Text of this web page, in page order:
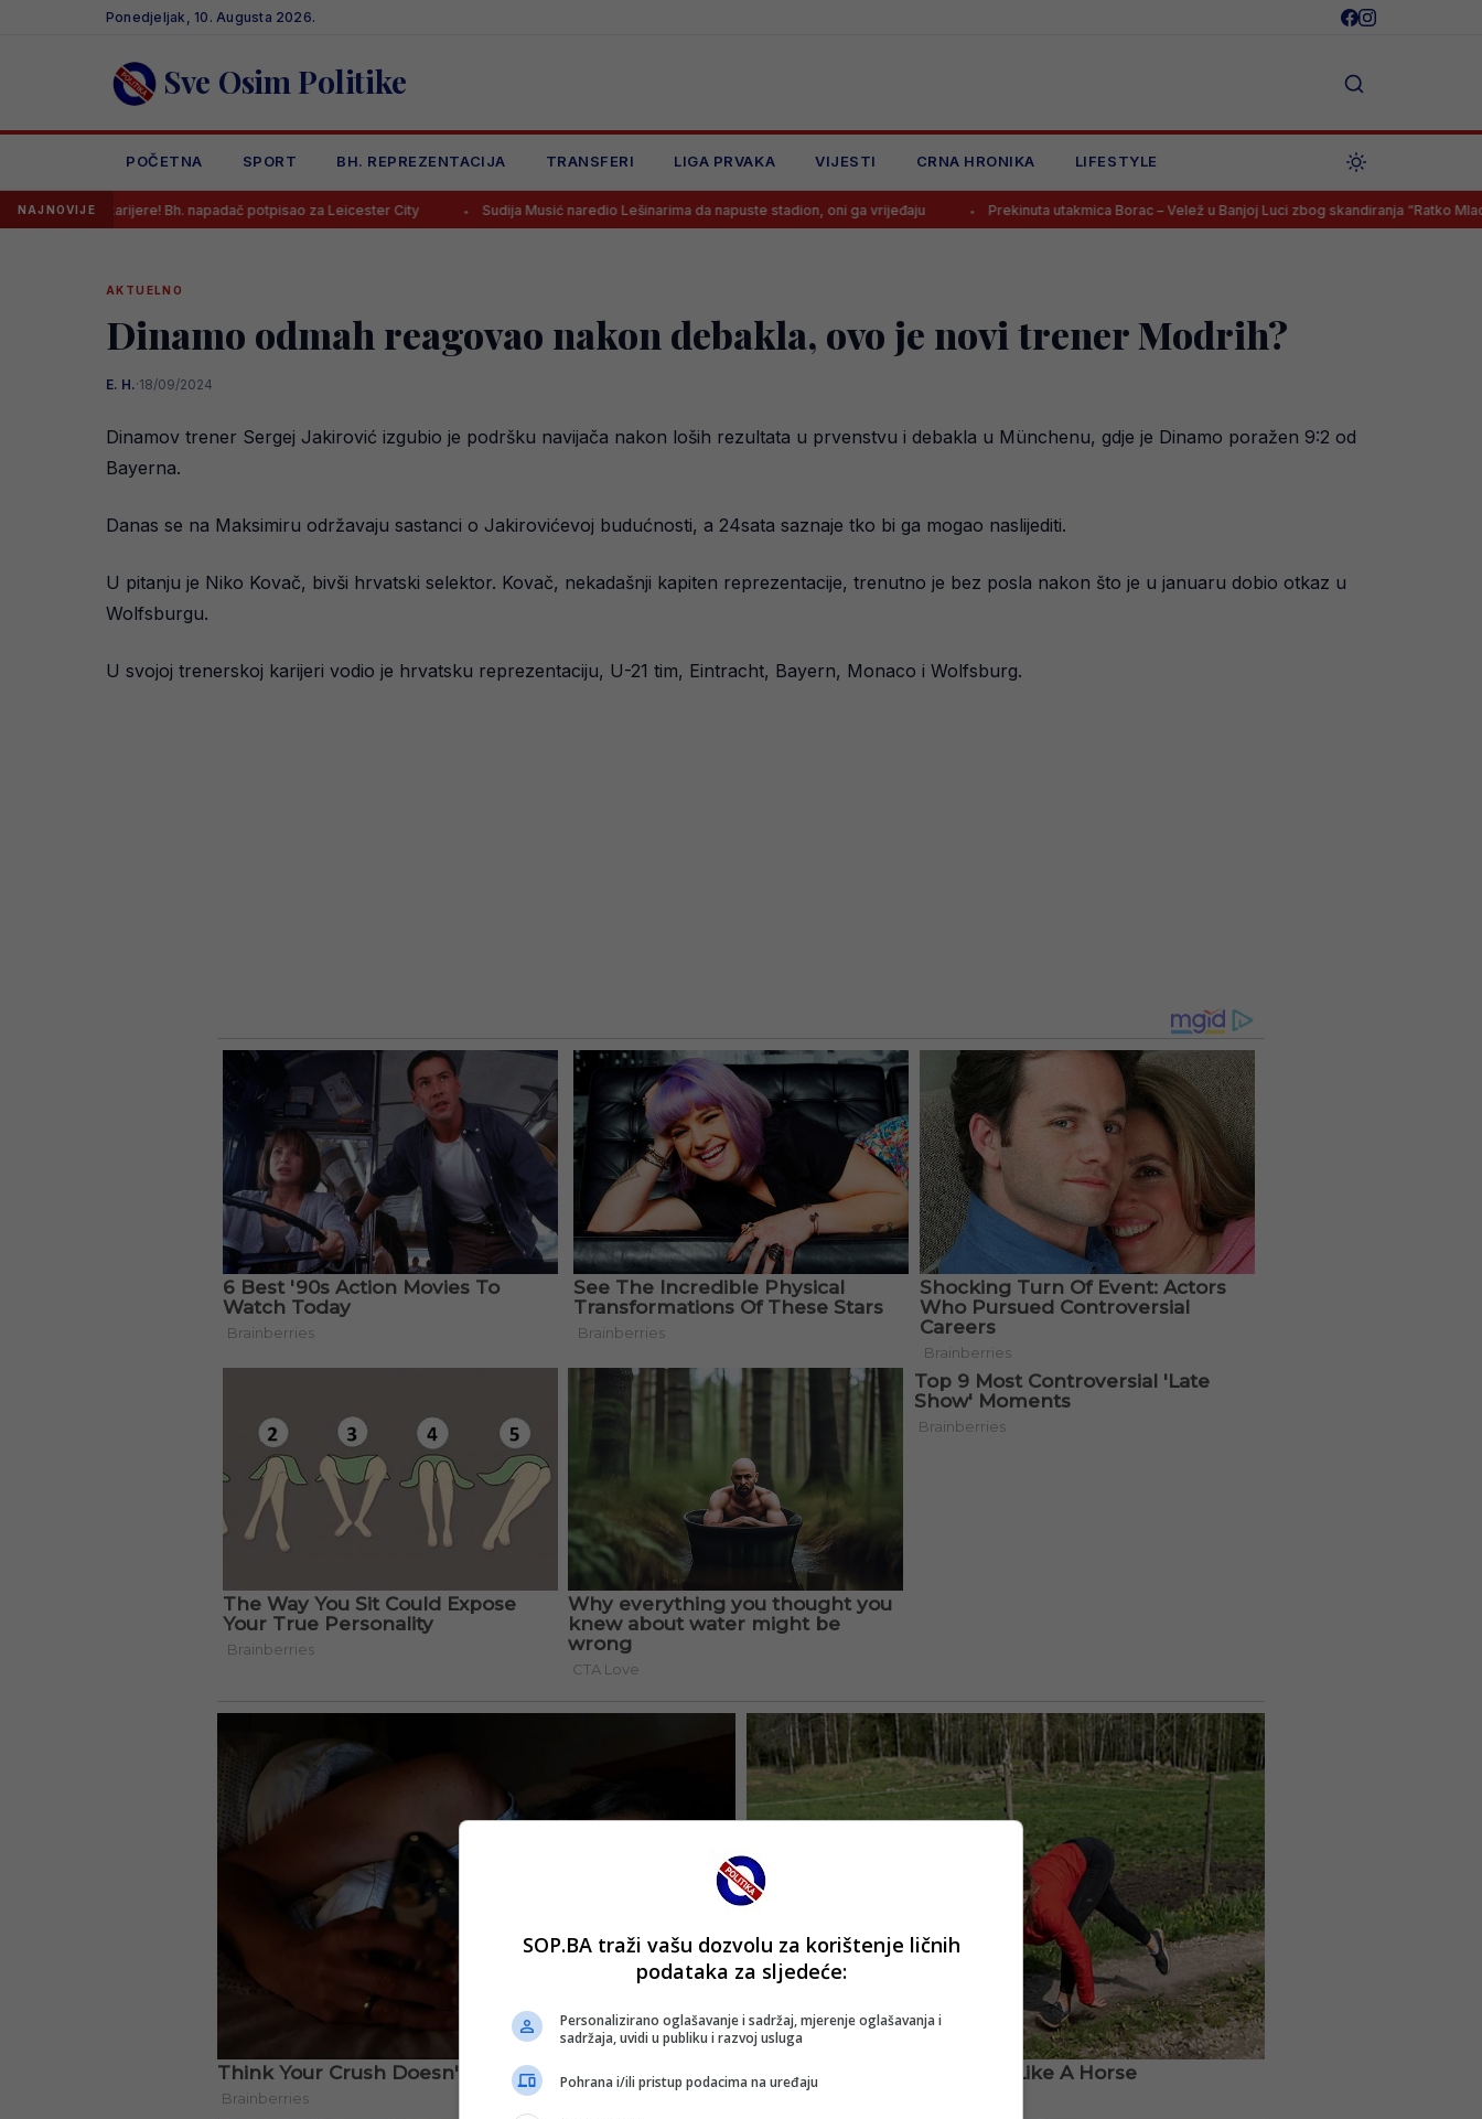
Ponedjeljak, 10. Augusta 2026.
Sve Osim Politike
POČETNA SPORT BH. REPREZENTACIJA TRANSFERI LIGA PRVAKA VIJESTI CRNA HRONIKA LIFESTYLE
NAJNOVIJE
karijere! Bh. napadač potpisao za Leicester City Sudija Musić naredio Lešinarima da napuste stadion, oni ga vrijeđaju Prekinuta utakmica Borac – Velež u Banjoj Luci zbog skandiranja “Ratko Mladić”
AKTUELNO
Dinamo odmah reagovao nakon debakla, ovo je novi trener Modrih?
E. H.·18/09/2024
Dinamov trener Sergej Jakirović izgubio je podršku navijača nakon loših rezultata u prvenstvu i debakla u Münchenu, gdje je Dinamo poražen 9:2 od
Bayerna.
Danas se na Maksimiru održavaju sastanci o Jakirovićevoj budućnosti, a 24sata saznaje tko bi ga mogao naslijediti.
U pitanju je Niko Kovač, bivši hrvatski selektor. Kovač, nekadašnji kapiten reprezentacije, trenutno je bez posla nakon što je u januaru dobio otkaz u
Wolfsburgu.
U svojoj trenerskoj karijeri vodio je hrvatsku reprezentaciju, U-21 tim, Eintracht, Bayern, Monaco i Wolfsburg.
SOP.BA traži vašu dozvolu za korištenje ličnih
podataka za sljedeće:
Personalizirano oglašavanje i sadržaj, mjerenje oglašavanja i
sadržaja, uvidi u publiku i razvoj usluga
Pohrana i/ili pristup podacima na uređaju